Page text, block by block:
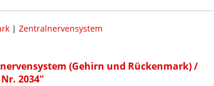
| Zentralnervensystem
(Gehirn und Rückenmark) /
2034"